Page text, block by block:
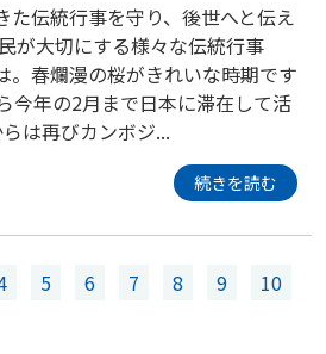
た伝統行事を守り、後世へと伝え
が大切にする様々な伝統行事
。春爛漫の桜がきれいな時期です
今年の2月まで日本に滞在して活
は再びカンボジ...
続きを読む
5 6 7 8 9
10